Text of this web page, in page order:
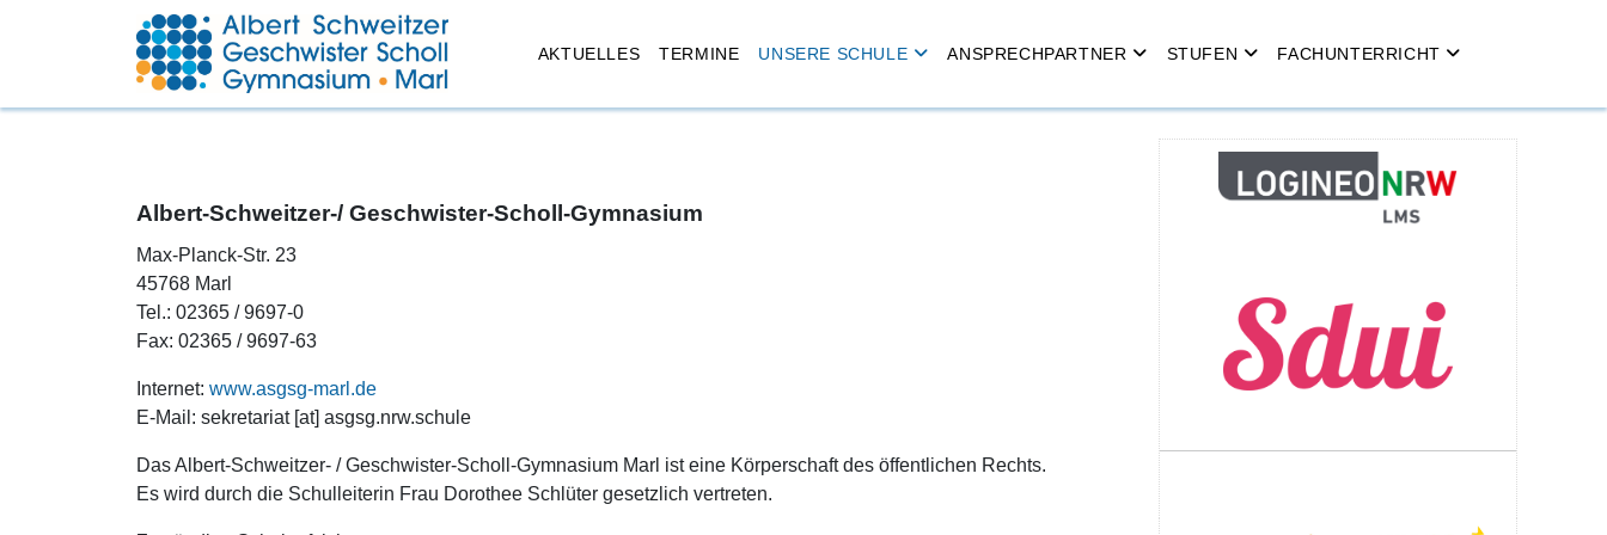
AKTUELLES TERMINE UNSERE SCHULE ANSPRECHPARTNER STUFEN FACHUNTERRICHT
Albert-Schweitzer-/ Geschwister-Scholl-Gymnasium
Max-Planck-Str. 23
45768 Marl
Tel.: 02365 / 9697-0
Fax: 02365 / 9697-63
Internet: www.asgsg-marl.de
E-Mail: sekretariat [at] asgsg.nrw.schule
Das Albert-Schweitzer- / Geschwister-Scholl-Gymnasium Marl ist eine Körperschaft des öffentlichen Rechts.
Es wird durch die Schulleiterin Frau Dorothee Schlüter gesetzlich vertreten.